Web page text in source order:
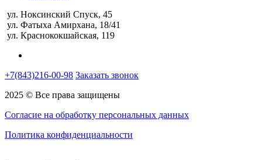
ул. Ноксинский Спуск, 45
ул. Фатыха Амирхана, 18/41
ул. Краснококшайская, 119
+7(843)216-00-98 Заказать звонок
2025 © Все права защищены
Согласие на обработку персональных данных
Политика конфиденциальности